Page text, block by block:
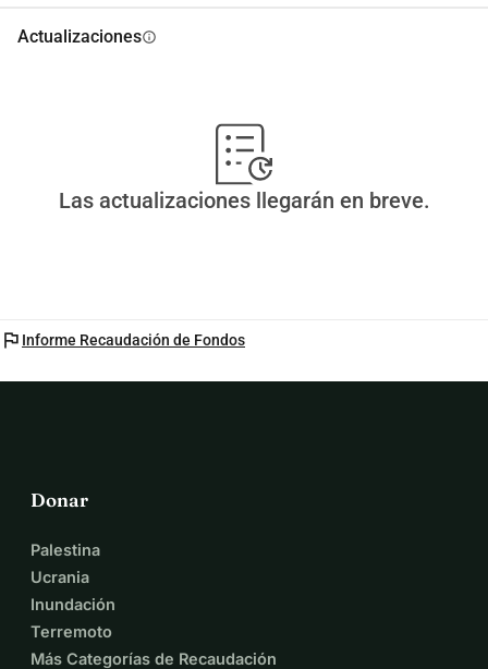
Actualizacionesinfo
Las actualizaciones llegarán en breve.
flag Informe Recaudación de Fondos
Donar
Palestina
Ucrania
Inundación
Terremoto
Más Categorías de Recaudación